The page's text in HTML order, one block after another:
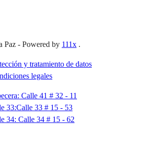
Paz - Powered by 111x .
y tratamiento de datos
legales
Calle 41 # 32 - 11
33:Calle 33 # 15 - 53
34: Calle 34 # 15 - 62